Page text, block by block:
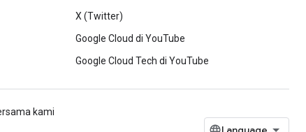
X (Twitter)
Google Cloud di YouTube
Google Cloud Tech di YouTube
kami